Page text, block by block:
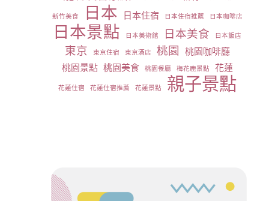
新竹美食 日本 日本住宿 日本住宿推薦 日本咖啡店
日本景點 日本美術館 日本美食 日本飯店
東京 東京住宿 東京酒店 桃園
桃園咖啡廳
桃園景點 桃園美食 桃園餐廳 梅花鹿景點 花蓮
花蓮住宿 花蓮住宿推薦 花蓮景點 親子景點